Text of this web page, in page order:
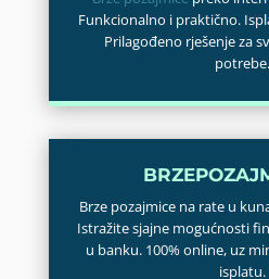
Funkcionalno i praktično.
Prilagođeno rješenje za
potrebe.
Brze pozajmice na rate u
Istražite sjajne mogućnosti
u banku. 100% online, uz
isplatu.